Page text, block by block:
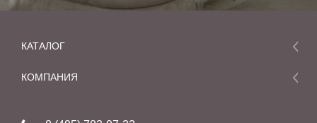
КАТАЛОГ
Мебель
КОМПАНИЯ